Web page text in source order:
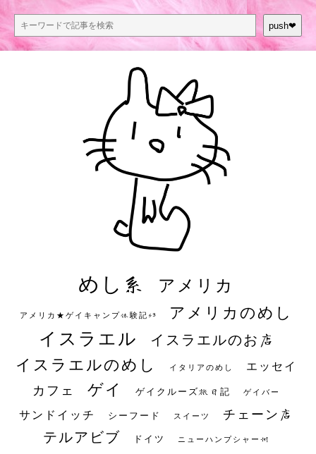
push❤︎
めし系 アメリカ
アメリカ★ゲイキャンプ体験記S3 アメリカのめし
イスラエル イスラエルのお店
イスラエルのめし イタリアのめし エッセイ
カフェ ゲイ ゲイクルーズ旅日記 ゲイバー
サンドイッチ シーフード スイーツ チェーン店
テルアビブ ドイツ ニューハンプシャー州